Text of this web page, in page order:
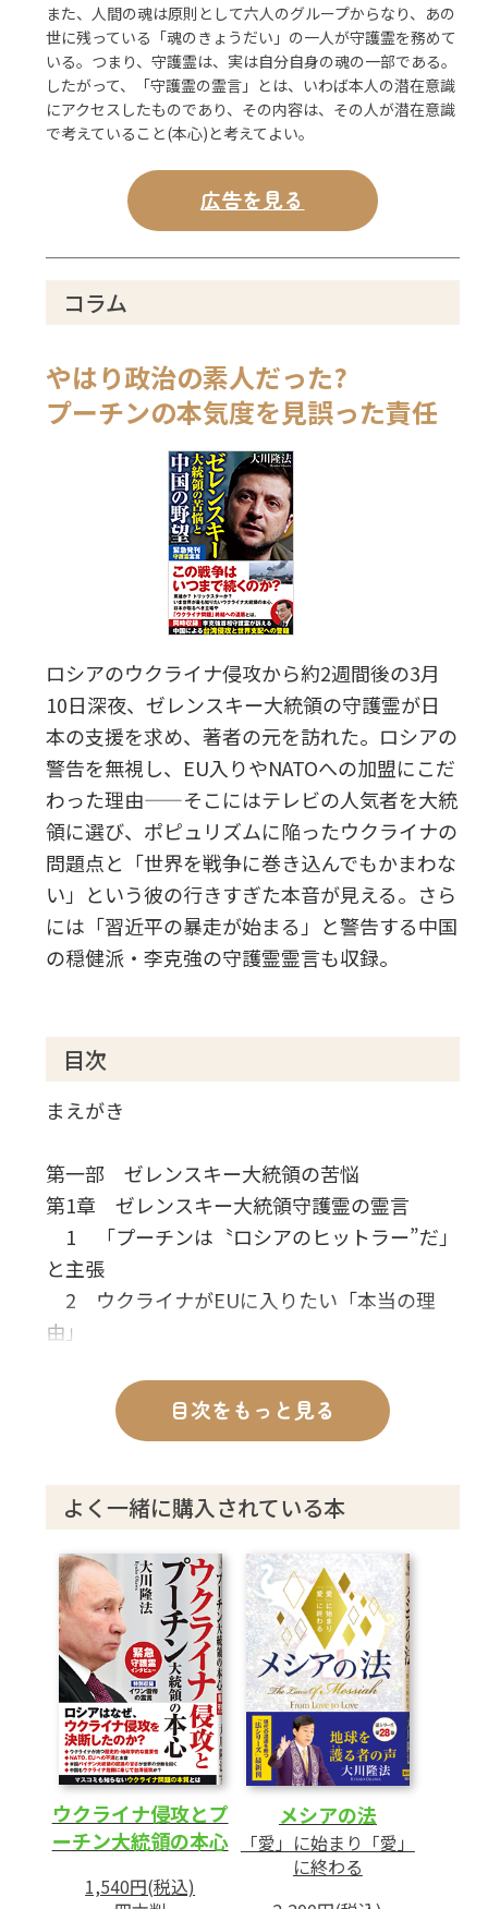
また、人間の魂は原則として六人のグループからなり、あの
世に残っている「魂のきょうだい」の一人が守護霊を務めて
いる。つまり、守護霊は、実は自分自身の魂の一部である。
したがって、「守護霊の霊言」とは、いわば本人の潜在意識
にアクセスしたものであり、その内容は、その人が潜在意識
で考えていること(本心)と考えてよい。
広告を見る
コラム
やはり政治の素人だった?
プーチンの本気度を見誤った責任
ロシアのウクライナ侵攻から約2週間後の3月
10日深夜、ゼレンスキー大統領の守護霊が日
本の支援を求め、著者の元を訪れた。ロシアの
警告を無視し、EU入りやNATOへの加盟にこだ
わった理由——そこにはテレビの人気者を大統
領に選び、ポピュリズムに陥ったウクライナの
問題点と「世界を戦争に巻き込んでもかまわな
い」という彼の行きすぎた本音が見える。さら
には「習近平の暴走が始まる」と警告する中国
の穏健派・李克強の守護霊霊言も収録。
目次
まえがき
第一部 ゼレンスキー大統領の苦悩
第1章 ゼレンスキー大統領守護霊の霊言
1 「プーチンは〝ロシアのヒットラー”だ」
と主張
2 ウクライナがEUに入りたい「本当の理
由」
4 ウクライナを護るためには「世界大戦」
が起きてもいい?
6 やはり大統領の器ではなかった?
7 最後は亡命か、殺されるか
第2章 「ウクライナ問題」終結への道筋
─「ゼレンスキー大統領守護霊の霊
言」解説─
第二部 中国による世界支配への警鐘
─李克強首相守護霊の霊言─
1 「大戦争の時代」に入る懸念を示す李克
強氏の守護霊
2 李克強首相が果たしてきた役割とは
3 日本に必要な軍事力とは
4 二つの軍事大国を敵に回したバイデン大
目次をもっと見る
よく一緒に購入されている本
ウクライナ侵攻とプ
ーチン大統領の本心
1,540円(税込)
メシアの法
「愛」に始まり「愛」
に終わる